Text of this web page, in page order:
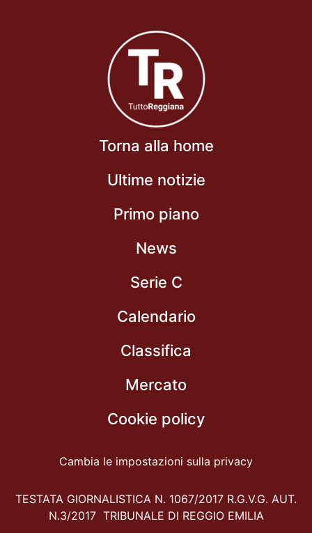
Torna alla home
Ultime notizie
Primo piano
News
Serie C
Calendario
Classifica
Mercato
Cookie policy
Cambia le impostazioni sulla privacy
TESTATA GIORNALISTICA N. 1067/2017 R.G.V.G. AUT.
N.3/2017 TRIBUNALE DI REGGIO EMILIA